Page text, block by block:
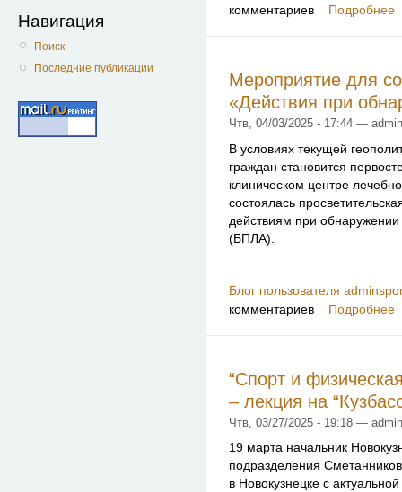
Навигация
Поиск
Последние публикации
комментариев
Подробнее
Мероприятие для
«Действия при
Чтв, 04/03/2025 - 17:44 —
В условиях текущей
граждан становится
клиническом центре
состоялась
действиям при
(БПЛА).
Блог пользователя
комментариев
Подробнее
“Спорт и
– лекция на
Чтв, 03/27/2025 - 19:18 —
19 марта начальник
подразделения
в Новокузнецке с